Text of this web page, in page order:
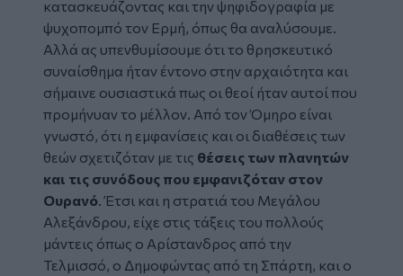
κατασκευάζοντας και την ψηφιδογραφία με
ψυχοπομπό τον Ερμή, όπως θα αναλύσουμε.
Αλλά ας υπενθυμίσουμε ότι το θρησκευτικό
συναίσθημα ήταν έντονο στην αρχαιότητα και
σήμαινε ουσιαστικά πως οι θεοί ήταν αυτοί που
προμήνυαν το μέλλον. Από τον Όμηρο είναι
γνωστό, ότι η εμφανίσεις και οι διαθέσεις των
θεών σχετιζόταν με τις θέσεις των πλανητών
και τις συνόδους που εμφανιζόταν στον
Ουρανό. Έτσι και η στρατιά του Μεγάλου
Αλεξάνδρου, είχε στις τάξεις του πολλούς
μάντεις όπως ο Αρίστανδρος από την
Τελμισσό, ο Δημοφώντας από τη Σπάρτη, και ο